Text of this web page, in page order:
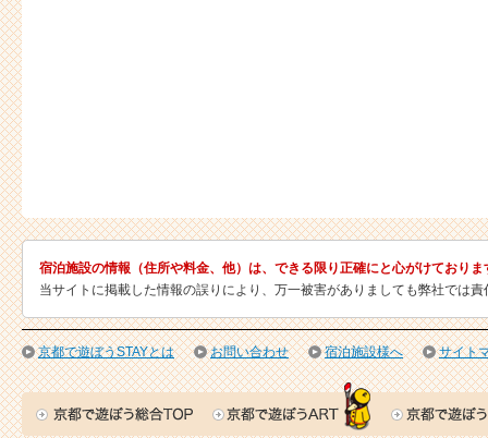
宿泊施設の情報（住所や料金、他）は、できる限り正確にと心がけており
当サイトに掲載した情報の誤りにより、万一被害がありましても弊社では
京都で遊ぼうSTAYとは お問い合わせ 宿泊施設様へ サイト